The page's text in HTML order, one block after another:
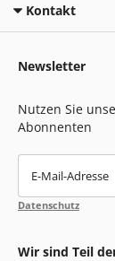
Kontakt
Newsletter
Nutzen Sie
Abonnenten
E-Mail-Adresse
Datenschutz
Wir sind Teil